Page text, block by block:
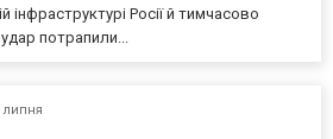
інфраструктурі Росії й тимчасово
потрапили...
липня